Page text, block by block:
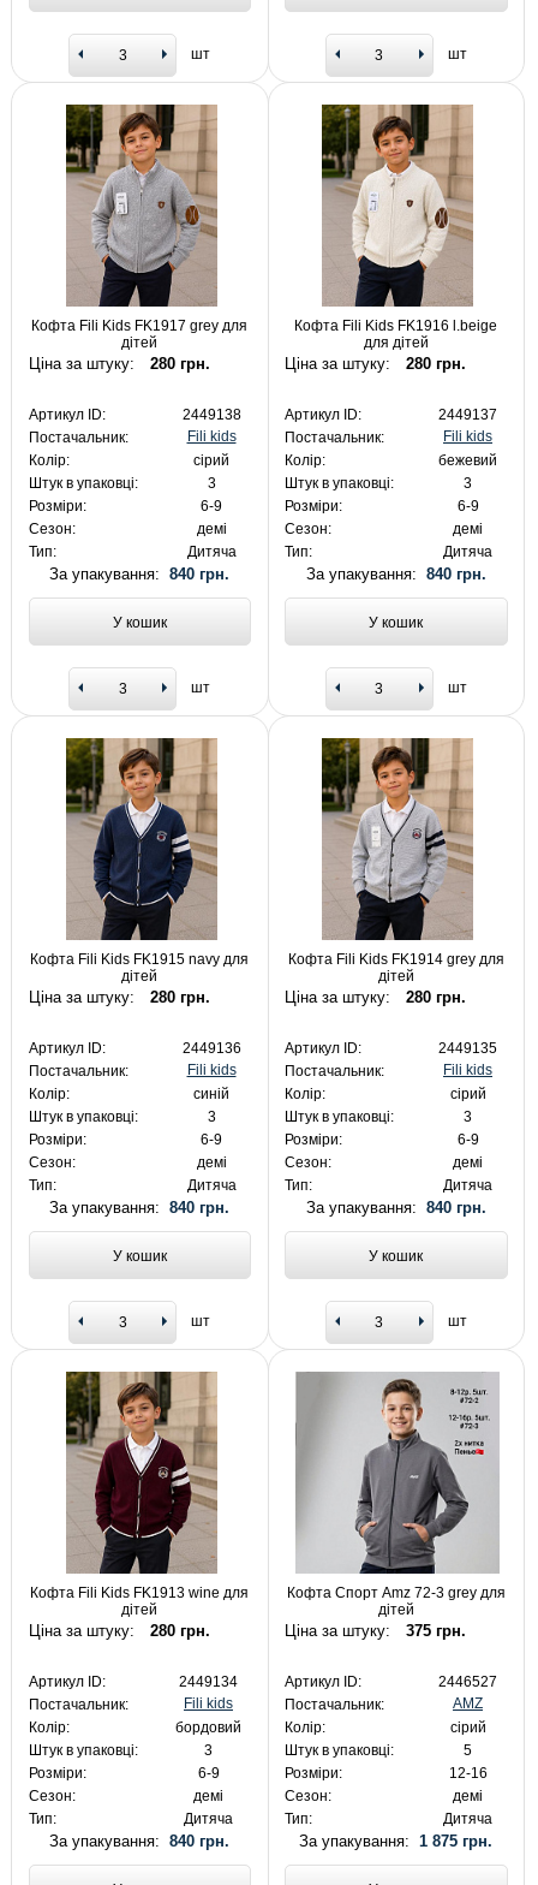
шт шт
Кофта Fili Kids FK1917 grey для
дітей
Ціна за штуку: 280 грн.
Артикул ID:
2449138
Постачальник:
Fili kids
Колір:
сірий
Штук в упаковці:
3
Розміри:
6-9
Сезон:
демі
Тип:
Дитяча
За упакування:840 грн.
У кошик
шт
Кофта Fili Kids FK1916 l.beige
для дітей
Ціна за штуку: 280 грн.
Артикул ID:
2449137
Постачальник:
Fili kids
Колір:
бежевий
Штук в упаковці:
3
Розміри:
6-9
Сезон:
демі
Тип:
Дитяча
За упакування: 840 грн.
У кошик
шт
Кофта Fili Kids FK1915 navy для
дітей
Ціна за штуку: 280 грн.
Артикул ID:
2449136
Постачальник:
Fili kids
Колір:
синій
Штук в упаковці:
3
Розміри:
6-9
Сезон:
демі
Тип:
Дитяча
За упакування:840 грн.
У кошик
шт
Кофта Fili Kids FK1914 grey для
дітей
Ціна за штуку: 280 грн.
Артикул ID:
2449135
Постачальник:
Fili kids
Колір:
сірий
Штук в упаковці:
3
Розміри:
6-9
Сезон:
демі
Тип:
Дитяча
За упакування: 840 грн.
У кошик
шт
Кофта Fili Kids FK1913 wine для
дітей
Ціна за штуку: 280 грн.
Артикул ID:
2449134
Постачальник:
Fili kids
Колір:
бордовий
Штук в упаковці:
3
Розміри:
6-9
Сезон:
демі
Тип:
Дитяча
За упакування:840 грн.
Кофта Спорт Amz 72-3 grey для
дітей
Ціна за штуку: 375 грн.
Артикул ID:
2446527
Постачальник:
AMZ
Колір:
сірий
Штук в упаковці:
5
Розміри:
12-16
Сезон:
демі
Тип:
Дитяча
За упакування:1 875 грн.